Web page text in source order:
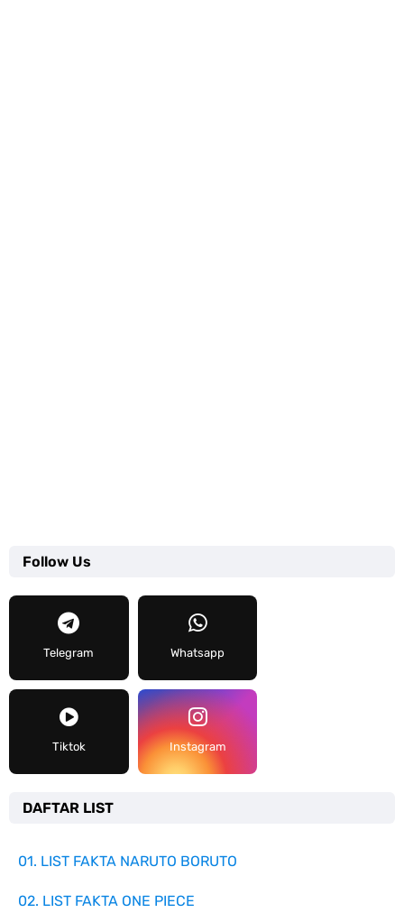
Follow Us
Telegram Whatsapp
Tiktok Instagram
DAFTAR LIST
01. LIST FAKTA NARUTO BORUTO
02. LIST FAKTA ONE PIECE